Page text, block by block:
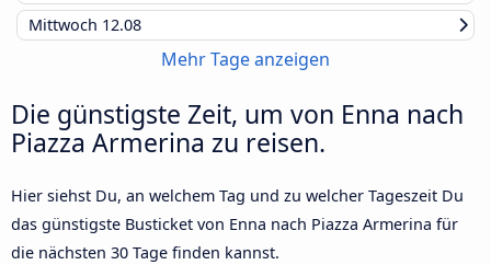
Mittwoch 12.08
Mehr Tage anzeigen
Die günstigste Zeit, um von Enna nach
Piazza Armerina zu reisen.
Hier siehst Du, an welchem Tag und zu welcher Tageszeit Du
das günstigste Busticket von Enna nach Piazza Armerina für
die nächsten 30 Tage finden kannst.